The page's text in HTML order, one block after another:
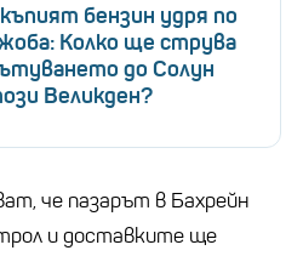
бензин удря по
Колко ще струва
до Солун
Великден?
че пазарът в Бахрейн
и доставките ще